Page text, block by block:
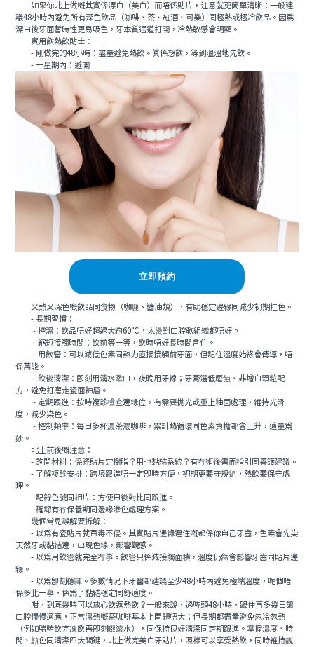
如果你北上做嘅其實係漂白（美白）而唔係貼片，注意就更簡單清晰：一般建
議48小時內避免所有深色飲品（咖啡、茶、紅酒、可樂）同極熱或極冷飲品。因爲
漂白後牙面暫時性更易吸色，牙本質通道打開，冷熱敏感會明顯。
實用飲熱飲貼士：
- 剛做完的48小時：盡量避免熱飲。真係想飲，等到溫溫地先飲。
- 一星期內：避開
立即預約
又熱又深色嘅飲品同食物（咖喱、醬油類），有助穩定邊緣同減少初期挂色。
- 長期習慣：
- 控溫：飲品唔好超過大約60°C，太燙對口腔軟組織都唔好。
- 縮短接觸時間：飲前等一等，飲時唔好長時間含住。
- 用飲管：可以減低色素同熱力直接接觸前牙面，但記住溫度始終會傳導，唔
係萬能。
- 飲後清潔：即刻用清水漱口，夜晚用牙線；牙膏選低磨蝕、非增白顆粒配
方，避免打磨走瓷面釉層。
- 定期跟進：按時複診檢查邊緣位，有需要抛光或重上釉面處理，維持光滑
度，減少染色。
- 控制頻率：每日多杯濃茶濃咖啡，累計熱循環同色素負擔都會上升，適量爲
妙。
北上前後嘅注意：
- 詢問材料：係瓷貼片定樹脂？用乜黏結系統？有冇術後書面指引同養護建議。
- 了解複診安排：跨境跟進唔一定即時方便，初期更要守規矩，熱飲要保守處
理。
- 記錄色號同相片：方便日後對比同跟進。
- 確認有冇保養期同邊緣滲色處理方案。
幾個常見誤解要拆解：
- 以爲有瓷貼片就百毒不侵。其實貼片邊緣連住嘅都係你自己牙齒，色素會先染
天然牙或黏結邊，出現色線，影響觀感。
- 以爲用飲管就完全冇事。飲管只係減接觸面積，溫度仍然會影響牙齒同貼片邊
緣。
- 以爲即刻穩陣。多數情況下牙醫都建議至少48小時內避免極端溫度，呢個唔
係多此一舉，係爲了黏結穩定同舒適度。
咁，到底幾時可以放心飲返熱飲？一般來說，過咗頭48小時，跟住再多幾日讓
口腔慢慢適應，正常溫熱嘅茶咖啡基本上問題唔大；但長期都盡量避免忽冷忽熱
（例如啱啱飲完凍飲再即刻啜滾水），同保持良好清潔同定期跟進。掌握溫度、時
間、顔色同清潔四大關鍵，北上做完美白牙貼片，照樣可以享受熱飲，同時維持靓